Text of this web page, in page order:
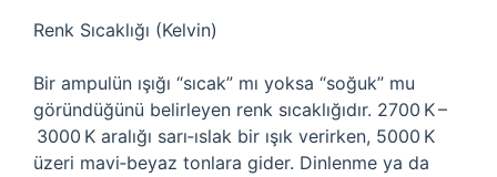
Renk Sıcaklığı (Kelvin)
Bir ampulün ışığı “sıcak” mı yoksa “soğuk” mu
göründüğünü belirleyen renk sıcaklığıdır. 2700 K –
3000 K aralığı sarı‑ıslak bir ışık verirken, 5000 K
üzeri mavi‑beyaz tonlara gider. Dinlenme ya da